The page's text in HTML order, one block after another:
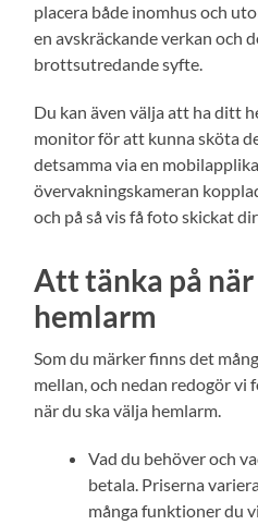
placera både inomhus och
en avskräckande verkan och
brottsutredande syfte.
Du kan även välja att ha ditt
monitor för att kunna sköta
detsamma via en
övervakningskameran
och på så vis få foto skickat
Att tänka på
hemlarm
Som du märker finns det
mellan, och nedan redogör vi
när du ska välja hemlarm.
Vad du behöver och
betala. Priserna
många funktioner du